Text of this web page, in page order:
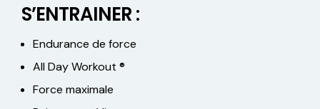
S’ENTRAINER :
Endurance de force
All Day Workout ®
Force maximale